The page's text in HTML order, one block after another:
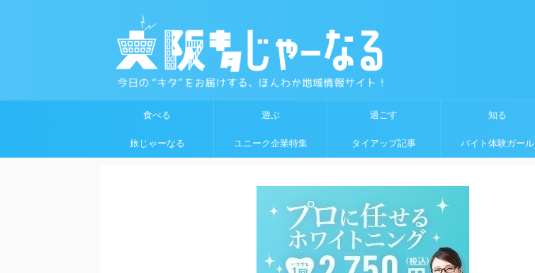
食べる 遊ぶ 過ごす 知る
旅じゃーなる ユニーク企業特集 タイアップ記事 バイト体験ガール